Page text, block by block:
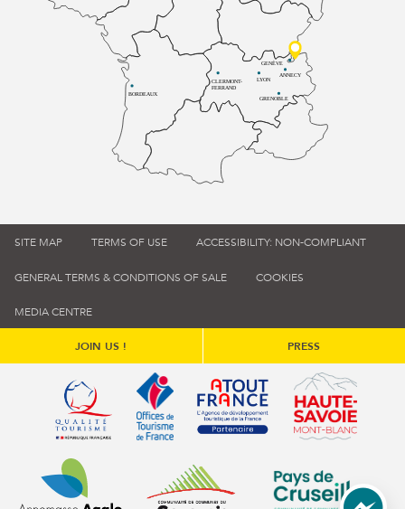
BORDEAUX
CLERMONT-
FERRAND
LYON
ANNECY
GRENOBLE
GENÈVE
SITE MAP TERMS OF USE ACCESSIBILITY: NON-COMPLIANT
GENERAL TERMS & CONDITIONS OF SALE COOKIES
MEDIA CENTRE
JOIN US ! PRESS
Qualité tourisme (s'ouvre dans une nouvelle fenêtre)
Office de tourisme de France (s'ouvre
Atout France (s'ouvre dans
Annemasse Agglo (s'ouvre dans une nouvelle fenêtre)
Communauté de communes du
Communauté de